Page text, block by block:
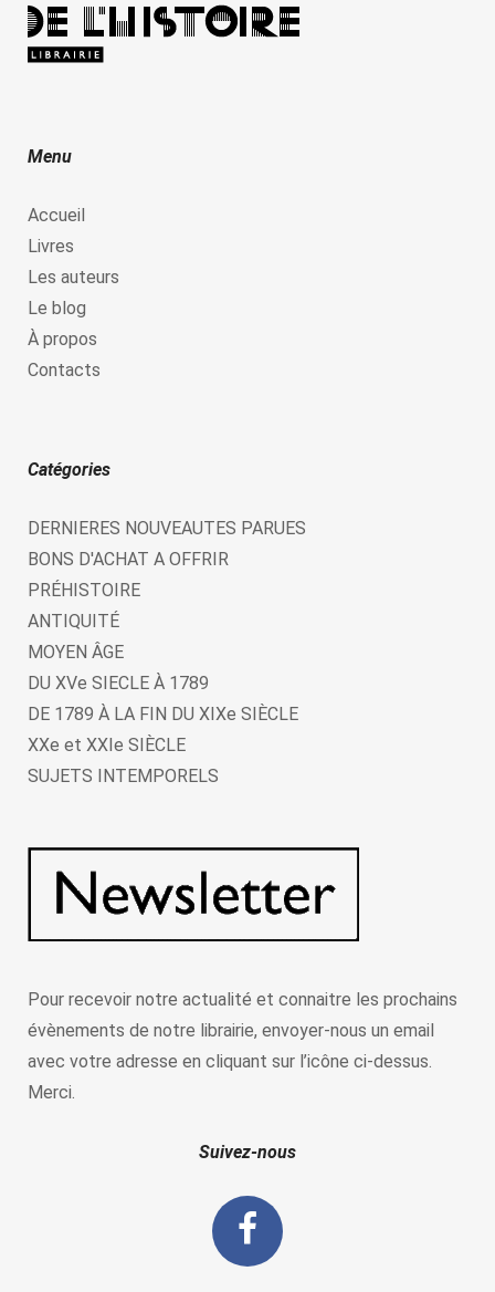
Menu
Accueil
Livres
Les auteurs
Le blog
À propos
Contacts
Catégories
DERNIERES NOUVEAUTES PARUES
BONS D'ACHAT A OFFRIR
PRÉHISTOIRE
ANTIQUITÉ
MOYEN ÂGE
DU XVe SIECLE À 1789
DE 1789 À LA FIN DU XIXe SIÈCLE
XXe et XXIe SIÈCLE
SUJETS INTEMPORELS
Pour recevoir notre actualité et connaitre les prochains
évènements de notre librairie, envoyer-nous un email
avec votre adresse en cliquant sur l’icône ci-dessus.
Merci.
Suivez-nous